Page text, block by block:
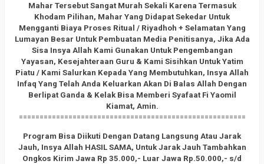
Mahar Tersebut Sangat Murah Sekali Karena Termasuk
Khodam Pilihan, Mahar Yang Didapat Sekedar Untuk
Mengganti Biaya Proses Ritual / Riyadhoh + Selamatan Yang
Lumayan Besar Untuk Pembuatan Media Penitisanya, Jika Ada
Sisa Insya Allah Kami Gunakan Untuk Pengembangan
Yayasan, Kesejahteraan Guru & Kami Sisihkan Untuk Yatim
Piatu / Kami Salurkan Kepada Yang Membutuhkan, Insya Allah
Infaq Yang Telah Anda Keluarkan Akan Di Balas Allah Dengan
Berlipat Ganda & Kelak Bisa Memberi Syafaat Fi Yaomil
Kiamat, Amin.
=======================================================
Program Bisa Diikuti Dengan Datang Langsung Atau Jarak
Jauh, Insya Allah HASIL SAMA, Untuk Jarak Jauh Tambahkan
Ongkos Kirim Jawa Rp 35.000,- Luar Jawa Rp.50.000,- s/d